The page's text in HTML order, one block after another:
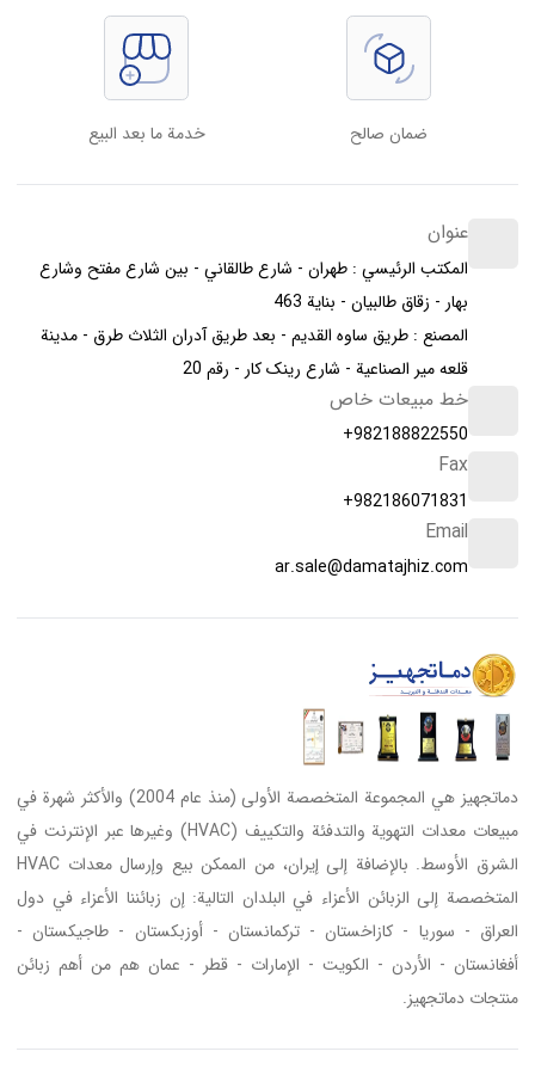
ضمان صالح خدمة ما بعد البيع
عنوان
المكتب الرئيسي : طهران - شارع طالقاني - بين شارع مفتح وشارع
بهار - زقاق طالبیان - بناية 463
المصنع : طريق ساوه القديم - بعد طريق آدران الثلاث طرق - مدينة
قلعه مير الصناعية - شارع رینک کار - رقم 20
خط مبيعات خاص
+982188822550
Fax
+982186071831
Email
ar.sale@damatajhiz.com
دماتجهيز هي المجموعة المتخصصة الأولى (منذ عام 2004) والأكثر شهرة في
مبيعات معدات التهوية والتدفئة والتكييف (HVAC) وغيرها عبر الإنترنت في
الشرق الأوسط. بالإضافة إلى إيران، من الممكن بيع وإرسال معدات HVAC
المتخصصة إلى الزبائن الأعزاء في البلدان التالية: إن زبائننا الأعزاء في دول
العراق - سوريا - كازاخستان - تركمانستان - أوزبكستان - طاجيكستان -
أفغانستان - الأردن - الكويت - الإمارات - قطر - عمان هم من أهم زبائن
منتجات دماتجهيز.